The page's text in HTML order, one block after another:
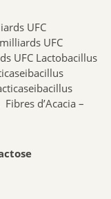
UFC
UFC
UFC Lactobacillus
d’Acacia –